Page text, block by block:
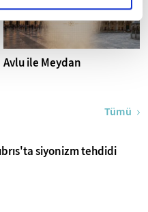
Avlu ile Meydan
Tümü
siyonizm tehdidi